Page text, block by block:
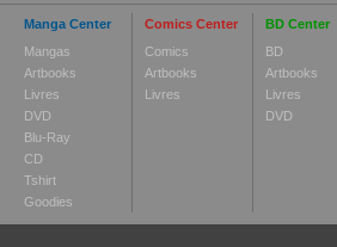
Manga Center
Mangas
Artbooks
Livres
DVD
Blu-Ray
CD
Tshirt
Goodies
Comics Center
Comics
Artbooks
Livres
BD Center
BD
Artbooks
Livres
DVD